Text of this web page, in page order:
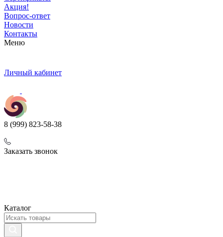
Акция!
Вопрос-ответ
Новости
Контакты
Меню
Личный кабинет
8 (999) 823-58-38
Заказать звонок
Каталог